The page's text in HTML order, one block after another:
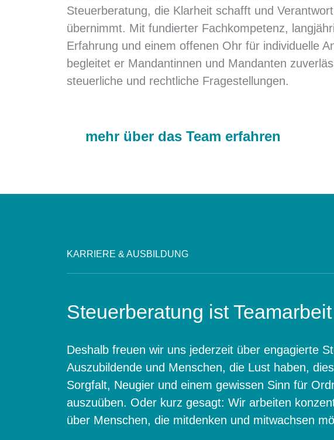
Steuerberatung, die Klarheit schafft und
übernimmt. Mit fundierter Fachkompetenz,
Erfahrung und einem offenen Ohr für individuelle
begleitet er Mandantinnen und Mandanten
steuerliche und rechtliche Fragestellungen.
mehr über das Team erfahren
KARRIERE & AUSBILDUNG
Steuerberatung ist
Deshalb freuen wir uns jederzeit über engagierte
Auszubildende und Menschen, die Lust haben,
Sorgfalt, Neugier und einem gewissen Sinn für
auszuüben. Oder kurz gesagt: Wir arbeiten
über Menschen, die mitdenken und mitwachsen